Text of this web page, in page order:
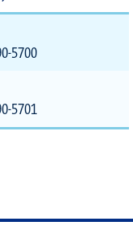
5700
5701